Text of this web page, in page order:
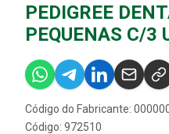
PEDIGREE
PEQUENAS C/3
Código do Fabricante:
Código: 972510